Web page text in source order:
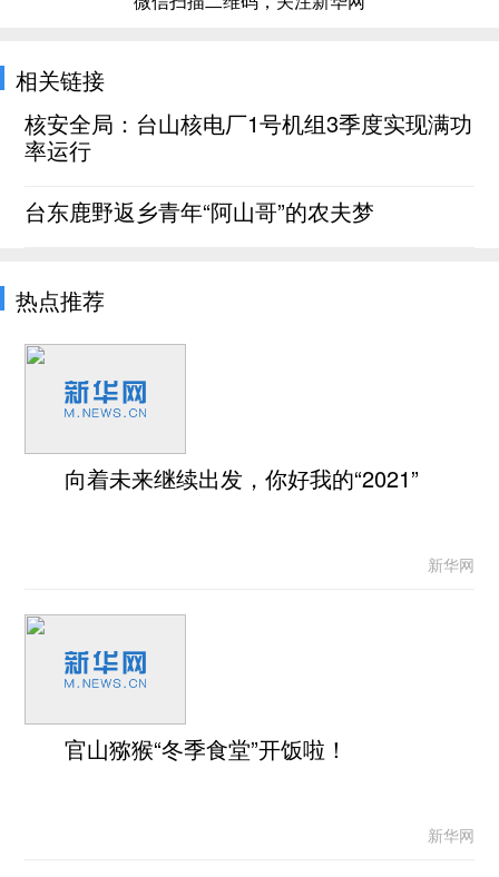
相关链接
核安全局：台山核电厂1号机组3季度实现满功
率运行
台东鹿野返乡青年“阿山哥”的农夫梦
热点推荐
向着未来继续出发，你好我的“2021”
新华网
官山猕猴“冬季食堂”开饭啦！
新华网